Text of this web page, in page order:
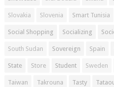
Slovakia Slovenia Smart Tunisia
Social Shopping Socializing
South Sudan Sovereign Spain
State Store Student Sweden
Taiwan Takrouna Tasty